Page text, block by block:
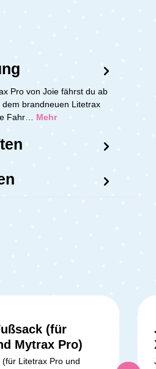
Pro von Joie fährst du ab
brandneuen Litetrax
Fahr… Mehr
(für
Mytrax Pro)
Litetrax Pro und